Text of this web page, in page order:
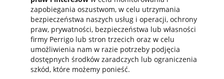
zapobiegania oszustwom, w celu utrzymania
bezpieczeństwa naszych usług i operacji, ochrony
praw, prywatności, bezpieczeństwa lub własności
firmy Perrigo lub stron trzecich oraz w celu
umożliwienia nam w razie potrzeby podjęcia
dostępnych środków zaradczych lub ograniczenia
szkód, które możemy ponieść.